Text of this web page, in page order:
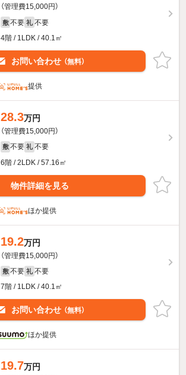
（管理費15,000円）
敷 不要 礼 不要
4階 / 1LDK / 40.1㎡
お問い合わせ （無料）
提供
28.3万円
（管理費15,000円）
敷 不要 礼 不要
6階 / 2LDK / 57.16㎡
物件詳細を見る
ほか提供
19.2万円
（管理費15,000円）
敷 不要 礼 不要
7階 / 1LDK / 40.1㎡
お問い合わせ （無料）
ほか提供
19.7万円